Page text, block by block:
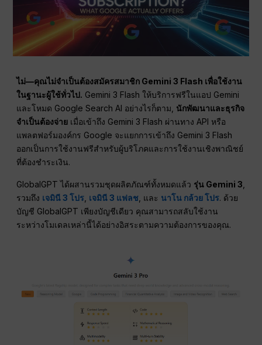
ไม่—คุณไม่จำเป็นต้องสมัครสมาชิก Gemini 3 Flash เพื่อใช้งาน
ในฐานะผู้ใช้ทั่วไป. Gemini 3 Flash ให้บริการฟรีในแอป Gemini
และโหมด Google Search AI อย่างไรก็ตาม, นักพัฒนาและธุรกิจ
จำเป็นต้องจ่าย เมื่อเข้าถึง Gemini 3 Flash ผ่านทาง API หรือ
แพลตฟอร์มองค์กร Google จะแยกการเข้าถึง Gemini 3 Flash
ออกเป็นการใช้งานฟรีสำหรับผู้บริโภคและการใช้งานเชิงพาณิชย์
ที่ต้องชำระเงิน.
GlobalGPT ได้ผสานรวมชุดผลิตภัณฑ์ทั้งหมดแล้ว รุ่น Gemini 3
รวมถึง เจมินี 3 โปร เจมินี 3 แฟลช , และ นาโน กล้วย โปร. ด้วย
บัญชี GlobalGPT เพียงบัญชีเดียว คุณสามารถสลับใช้งาน
ระหว่างโมเดลเหล่านี้ได้อย่างอิสระตามความต้องการของคุณ.